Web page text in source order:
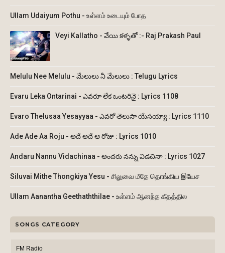
Ullam Udaiyum Pothu - உள்ளம் உடையும் போத
Veyi Kallatho - వేయి కళ్ళతో :- Raj Prakash Paul
Melulu Nee Melulu - మేలులు నీ మేలులు : Telugu Lyrics
Evaru Leka Ontarinai - ఎవరూ లేక ఒంటరినై : Lyrics 1108
Evaro Thelusaa Yesayyaa - ఎవరో తెలుసా యేసయ్యా : Lyrics 1110
Ade Ade Aa Roju - అదే అదే ఆ రోజు : Lyrics 1010
Andaru Nannu Vidachinaa - అందరు నన్ను విడచినా : Lyrics 1027
Siluvai Mithe Thongkiya Yesu - சிலுவை மீதே தொங்கிய இயேச
Ullam Aanantha Geethaththilae - உள்ளம் ஆனந்த கீதத்தில
SONGS CATEGORY
FM Radio